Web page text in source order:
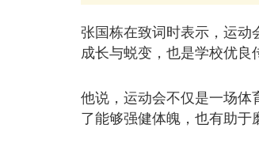
张国栋在致词时表示，运
成长与蜕变，也是学校优良
他说，运动会不仅是一场
了能够强健体魄，也有助于